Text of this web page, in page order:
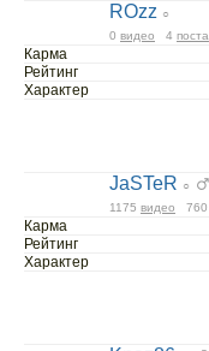
ROzz ○
0 видео 4 поста
Карма
Рейтинг
Характер
JaSTeR ○
1175 видео 760
Карма
Рейтинг
Характер